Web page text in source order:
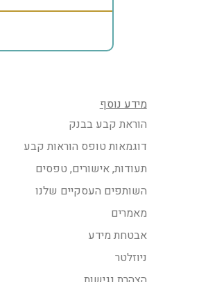
מידע נוסף
הוראת קבע בבנק
דוגמאות טופס הוראות קבע
תעודות, אישורים, טפסים
השותפים העסקיים שלנו
מאמרים
אבטחת מידע
ניוזלטר